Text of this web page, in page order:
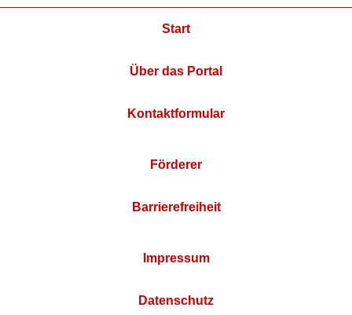
Start
Über das Portal
Kontaktformular
Förderer
Barrierefreiheit
Impressum
Datenschutz